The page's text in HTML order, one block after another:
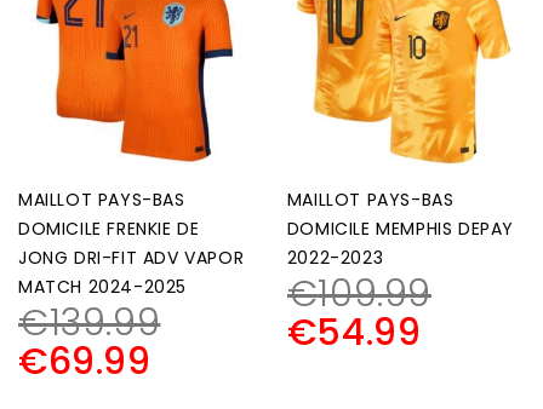
MAILLOT PAYS-BAS
DOMICILE FRENKIE DE
JONG DRI-FIT ADV VAPOR
MATCH 2024-2025
€139.99
€69.99
MAILLOT PAYS-BAS
DOMICILE MEMPHIS DEPAY
2022-2023
€109.99
€54.99